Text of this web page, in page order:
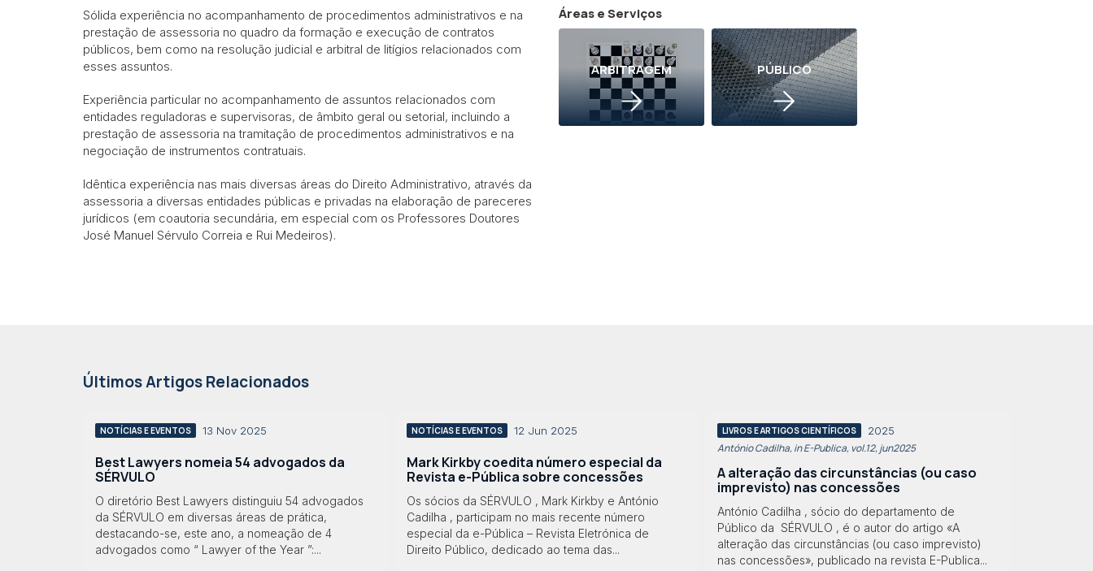
Sólida experiência no acompanhamento de procedimentos administrativos e na
prestação de assessoria no quadro da formação e execução de contratos
públicos, bem como na resolução judicial e arbitral de litígios relacionados com
esses assuntos.
Experiência particular no acompanhamento de assuntos relacionados com
entidades reguladoras e supervisoras, de âmbito geral ou setorial, incluindo a
prestação de assessoria na tramitação de procedimentos administrativos e na
negociação de instrumentos contratuais.
Idêntica experiência nas mais diversas áreas do Direito Administrativo, através da
assessoria a diversas entidades públicas e privadas na elaboração de pareceres
jurídicos (em coautoria secundária, em especial com os Professores Doutores
José Manuel Sérvulo Correia e Rui Medeiros).
Áreas e Serviços
ARBITRAGEM PÚBLICO
Últimos Artigos Relacionados
NOTÍCIAS E EVENTOS 13 Nov 2025
Best Lawyers nomeia 54 advogados da
SÉRVULO
O diretório Best Lawyers distinguiu 54 advogados
da SÉRVULO em diversas áreas de prática,
destacando-se, este ano, a nomeação de 4
advogados como “ Lawyer of the Year ”:...
NOTÍCIAS E EVENTOS 12 Jun 2025
Mark Kirkby coedita número especial da
Revista e-Pública sobre concessões
Os sócios da SÉRVULO , Mark Kirkby e António
Cadilha , participam no mais recente número
especial da e-Pública – Revista Eletrónica de
Direito Público, dedicado ao tema das...
LIVROS E ARTIGOS CIENTÍFICOS 2025
António Cadilha, in E-Publica, vol.12, jun2025
A alteração das circunstâncias (ou caso
imprevisto) nas concessões
António Cadilha , sócio do departamento de
Público da SÉRVULO , é o autor do artigo «A
alteração das circunstâncias (ou caso imprevisto)
nas concessões», publicado na revista E-Publica...